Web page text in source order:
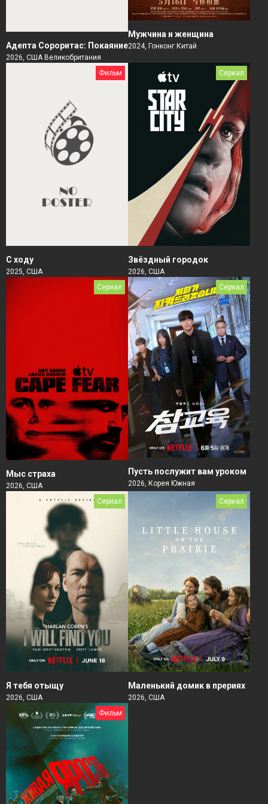
Адепта Сороритас: Покаяние
2026, США Великобритания
Мужчина и женщина
2024, Гонконг Китай
Фильм
С ходу
2025, США
Сериал
Звёздный городок
2026, США
Сериал
Мыс страха
2026, США
Сериал
Пусть послужит вам уроком
2026, Корея Южная
Сериал
Я тебя отыщу
2026, США
Сериал
Маленький домик в прериях
2026, США
Фильм